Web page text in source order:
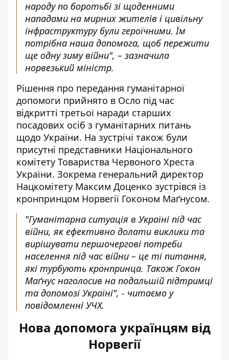
народу по боротьбі зі щоденними
нападами на мирних жителів і цивільну
інфраструктуру були героїчними. Їм
потрібна наша допомога, щоб пережити
ще одну зиму війни", – зазначила
норвезький міністр.
Рішення про передання гуманітарної
допомоги прийнято в Осло під час
відкритті третьої наради старших
посадових осіб з гуманітарних питань
щодо України. На зустрічі також були
присутні представники Національного
комітету Товариства Червоного Хреста
України. Зокрема генеральний директор
Нацкомітету Максим Доценко зустрівся із
кронпринцом Норвегії Гоконом Маґнусом.
"Гуманітарна ситуація в Україні під час
війни, як ефективно долати виклики та
вирішувати першочергові потреби
населення під час війни – це ті питання,
які турбують кронпринца. Також Гокон
Маґнус наголосив на подальшій підтримці
та допомозі Україні", - читаємо у
повідомленні УЧХ.
Нова допомога українцям від
Норвегії